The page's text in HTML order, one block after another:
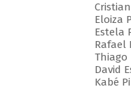
Eloiza
Estela
Rafael
Thiago
David
Kabé